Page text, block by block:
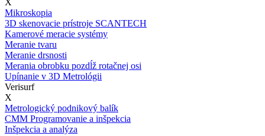
Mikroskopia
3D skenovacie prístroje SCANTECH
Kamerové meracie systémy
Meranie tvaru
Meranie drsnosti
Merania obrobku pozdĺž rotačnej osi
Upínanie v 3D Metrológii
Verisurf
X
Metrologický podnikový balík
CMM Programovanie a inšpekcia
Inšpekcia a analýza